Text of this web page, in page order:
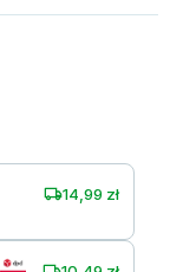
14,99 zł